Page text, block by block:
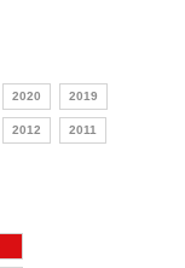
2020 2019
2012 2011